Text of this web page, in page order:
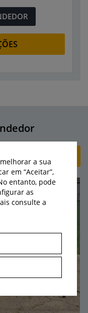
+ CRIAR ANÚNCIO
a sua
em “Aceitar”,
entanto, pode
as
consulte a